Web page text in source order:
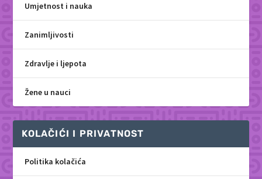
Umjetnost i nauka
Zanimljivosti
Zdravlje i ljepota
Žene u nauci
KOLAČIĆI I PRIVATNOST
Politika kolačića